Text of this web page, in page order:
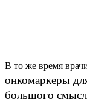
В то же время
онкомаркеры
большого